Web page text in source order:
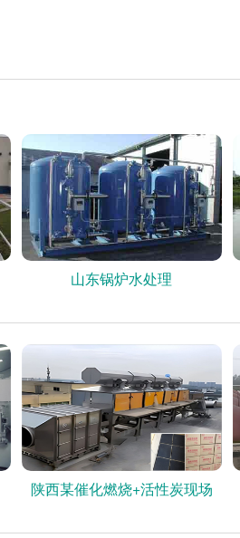
山东锅炉水处理
陕西某催化燃烧+活性炭现场